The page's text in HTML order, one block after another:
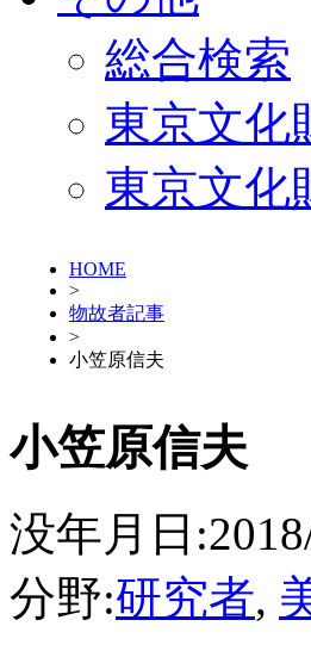
総合検索
東京文化
東京文化
HOME
>
物故者記事
>
小笠原信夫
小笠原信夫
没年月日
分野:研究者,